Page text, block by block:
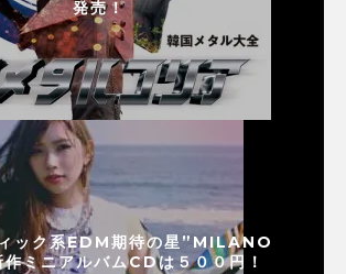
発売！
ック系EDM期待の星”MILANO
ミニアルバムCDは５００円！